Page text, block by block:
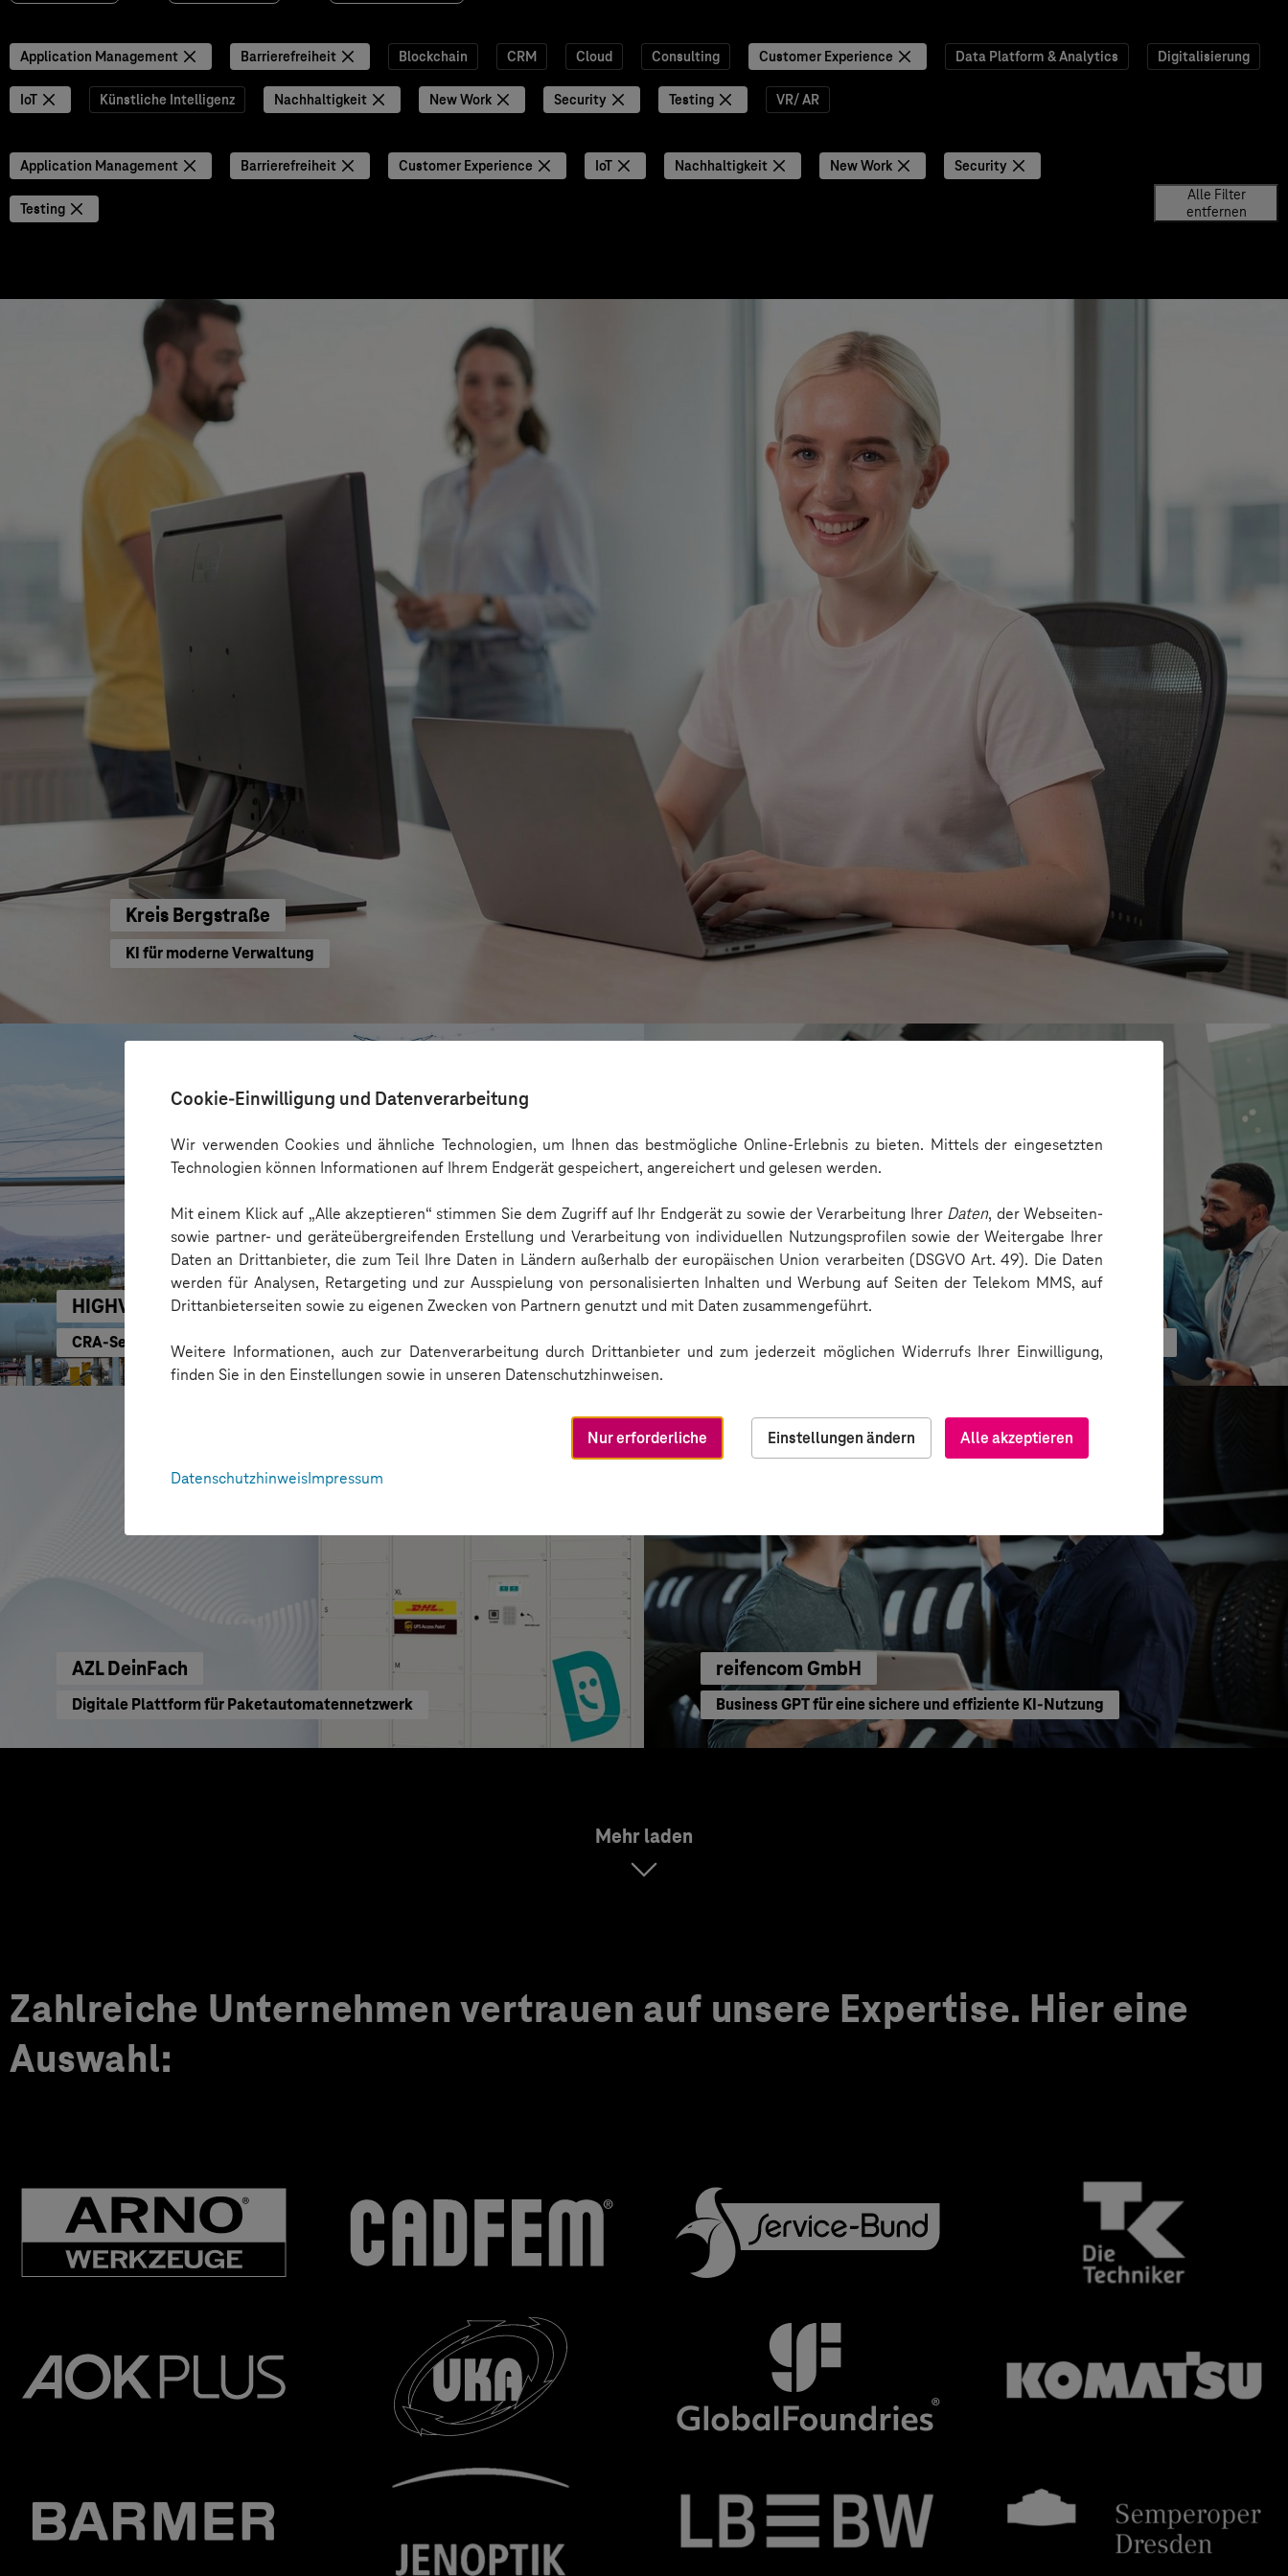
Cookie-Einwilligung und Datenverarbeitung
Wir verwenden Cookies und ähnliche Technologien, um Ihnen das bestmögliche Online-Erlebnis zu bieten. Mittels der eingesetzten
Technologien können Informationen auf Ihrem Endgerät gespeichert, angereichert und gelesen werden.
Mit einem Klick auf „Alle akzeptieren“ stimmen Sie dem Zugriff auf Ihr Endgerät zu sowie der Verarbeitung Ihrer Daten, der Webseiten-
sowie partner- und geräteübergreifenden Erstellung und Verarbeitung von individuellen Nutzungsprofilen sowie der Weitergabe Ihrer
Daten an Drittanbieter, die zum Teil Ihre Daten in Ländern außerhalb der europäischen Union verarbeiten (DSGVO Art. 49). Die Daten
werden für Analysen, Retargeting und zur Ausspielung von personalisierten Inhalten und Werbung auf Seiten der Telekom MMS, auf
Drittanbieterseiten sowie zu eigenen Zwecken von Partnern genutzt und mit Daten zusammengeführt.
Weitere Informationen, auch zur Datenverarbeitung durch Drittanbieter und zum jederzeit möglichen Widerrufs Ihrer Einwilligung,
finden Sie in den Einstellungen sowie in unseren Datenschutzhinweisen.
Alle akzeptieren
Nur erforderliche
Einstellungen ändern
DatenschutzhinweisImpressum
Application Management Barrierefreiheit Blockchain CRM Cloud Consulting Customer Experience Data Platform & Analytics Digitalisierung
IoT Künstliche Intelligenz Nachhaltigkeit New Work Security Testing VR/ AR
Application Management Barrierefreiheit Customer Experience IoT Nachhaltigkeit New Work Security
Testing
Alle Filter
entfernen
Kreis Bergstraße
KI für moderne Verwaltung
HIGHVOLT Prüftechnik Dresden GmbH
CRA-Security für digitale Produkte
CONREN Land AG
Erfolgreiche Transformation durch gezielte Change-Begleitung
AZL DeinFach
Digitale Plattform für Paketautomatennetzwerk
reifencom GmbH
Business GPT für eine sichere und effiziente KI-Nutzung
Mehr laden
Zahlreiche Unternehmen vertrauen auf unsere Expertise. Hier eine
Auswahl: